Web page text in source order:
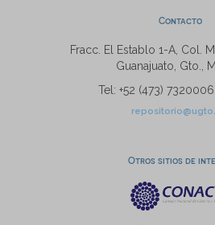
Contacto
Fracc. El Establo 1-A, Col.
Guanajuato, Gto.,
Tel: +52 (473)
Otros sitios de